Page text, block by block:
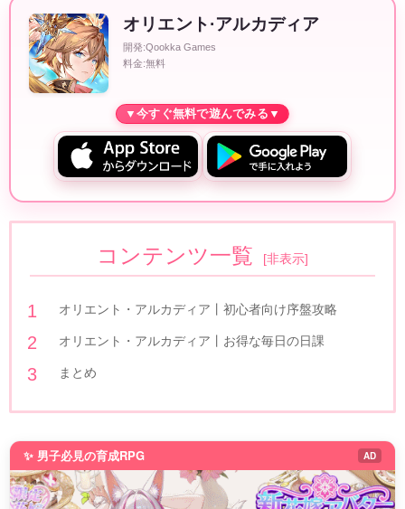
オリエント·アルカディア
開発:Qookka Games
料金:無料
コンテンツ一覧 [非表示]
オリエント・アルカディア丨初心者向け序盤攻略
オリエント・アルカディア丨お得な毎日の日課
まとめ
✨ 男子必見の育成RPG AD